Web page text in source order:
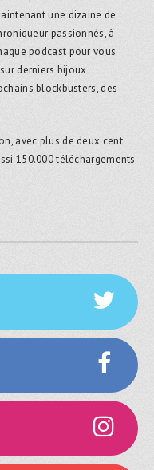
une dizaine de
passionnés, à
podcast pour vous
derniers bijoux
blockbusters, des
avec plus de deux cent
150.000 téléchargements